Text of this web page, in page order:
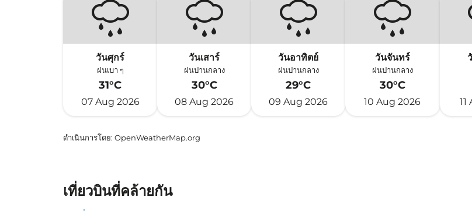
วันศุกร์
ฝนเบา ๆ
31°C
07 Aug 2026
วันเสาร์
ฝนปานกลาง
30°C
08 Aug 2026
วันอาทิตย์
ฝนปานกลาง
29°C
09 Aug 2026
วันจันทร์
ฝนปานกลาง
30°C
10 Aug 2026
ดำเนินการโดย: OpenWeatherMap.org
เที่ยวบินที่คล้ายกัน